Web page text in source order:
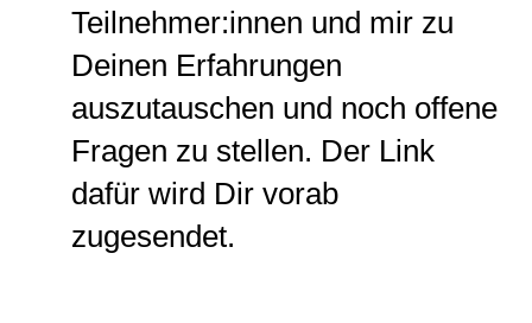
Teilnehmer:innen und mir zu
Deinen Erfahrungen
auszutauschen und noch offene
Fragen zu stellen. Der Link
dafür wird Dir vorab
zugesendet.